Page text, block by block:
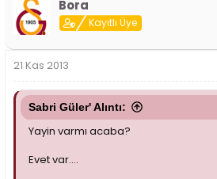
Bora
Kayıtlı Üye
21 Kas 2013
Sabri Güler' Alıntı:
Yayin varmı acaba?
Evet var....